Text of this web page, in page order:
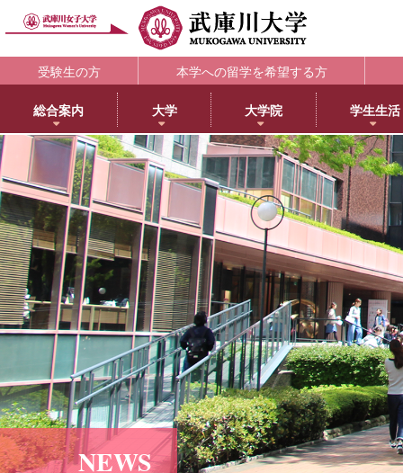
受験生の方 本学への留学を希望する方
総合案内
理念・歴史
教育理念
学院長メッセージ
学長メッセージ
3つのポリシーとアセスメントポリシー
学びの特徴
武庫川女子大学のあゆみ
大学
大学
日本語日本文学科
歴史文化学科
英語グローバル学科
教育学科
心理学科
社会福祉学科
健康・スポーツ科学科
スポーツマネジメント学科
生活環境学科
社会情報学科
食物栄養学科
大学院
大学院・専攻科
大学院NEWS・EVENTS
教育学専攻
健康・スポーツ科学専攻
食創造科学専攻
薬学専攻
音楽専攻科
学生生活
学生支援部署
教務部
学生部
国際センター
学校教育センター
キャリアセンター
総合情報システム部（ICTヘルプデスク）
健康サポートセンター
学生相談センター
学生サポート室（障がい学生支援）
スポーツセンター
丹嶺学苑研修センター
キャリア支援
キャリアセンター
薬学部学生の就職支援
内定先輩アドバイザーの声
研究所
教育総合研究所
健康科学総合研究所
女性活躍総合研究所
教育・研究
研究ポータル
動物実験委員会
女性研究リー
武庫川女子大
センター
スポーツセンタ
アメリカ分校で学ぶ
アメリカ分校（English）
留学プログラム
日本文化センター
アメリカ分校キャンパスマップ
CEA認定状について
附属図書館
利用案内
蔵書検索
マイライブラリ
データベース一覧
武庫川女子大学リポジトリ
LibrariE
学習・研究支援
附属総合ミュージアム
利用案内
所蔵品検索
NEWS